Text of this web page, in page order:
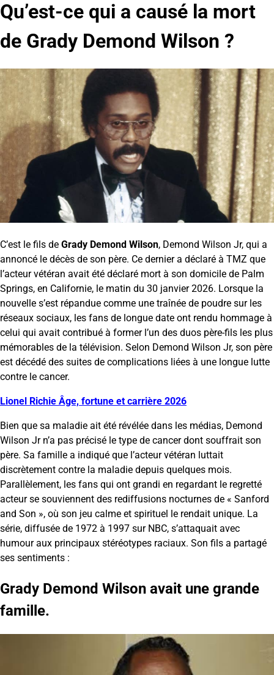
Qu’est-ce qui a causé la mort
de Grady Demond Wilson ?
C’est le fils de Grady Demond Wilson, Demond Wilson Jr, qui a
annoncé le décès de son père. Ce dernier a déclaré à TMZ que
l’acteur vétéran avait été déclaré mort à son domicile de Palm
Springs, en Californie, le matin du 30 janvier 2026. Lorsque la
nouvelle s’est répandue comme une traînée de poudre sur les
réseaux sociaux, les fans de longue date ont rendu hommage à
celui qui avait contribué à former l’un des duos père-fils les plus
mémorables de la télévision. Selon Demond Wilson Jr, son père
est décédé des suites de complications liées à une longue lutte
contre le cancer.
Lionel Richie Âge, fortune et carrière 2026
Bien que sa maladie ait été révélée dans les médias, Demond
Wilson Jr n’a pas précisé le type de cancer dont souffrait son
père. Sa famille a indiqué que l’acteur vétéran luttait
discrètement contre la maladie depuis quelques mois.
Parallèlement, les fans qui ont grandi en regardant le regretté
acteur se souviennent des rediffusions nocturnes de « Sanford
and Son », où son jeu calme et spirituel le rendait unique. La
série, diffusée de 1972 à 1997 sur NBC, s’attaquait avec
humour aux principaux stéréotypes raciaux. Son fils a partagé
ses sentiments :
Grady Demond Wilson avait une grande
famille.